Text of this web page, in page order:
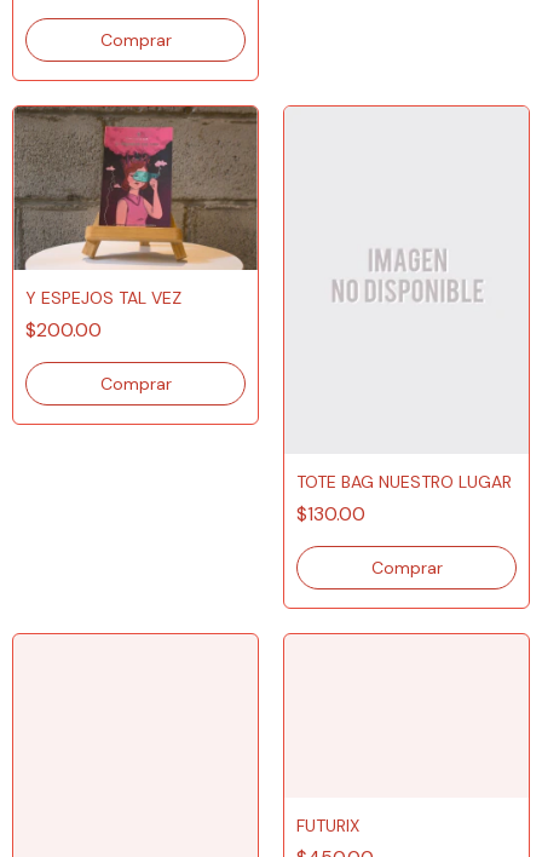
Y ESPEJOS TAL VEZ
$200.00
TOTE BAG NUESTRO LUGAR
$130.00
FUTURIX